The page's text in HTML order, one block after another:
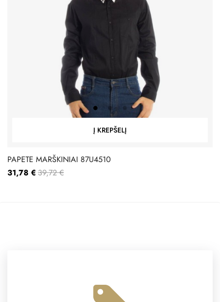
Į KREPŠELĮ
PAPETE MARŠKINIAI 87U4510
31,78 € 39,72 €